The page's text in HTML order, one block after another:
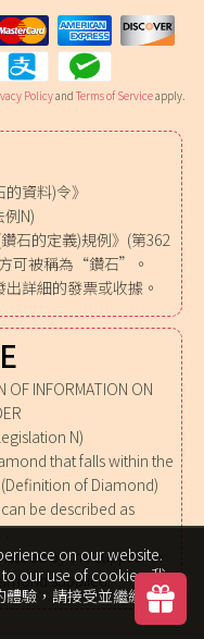
Policyand Terms of Serviceapply.
資料)令》
N)
石的定義)規例》(第362
可被稱為“鑽石”。
詳細的發票或收據。
OF INFORMATION ON
N)
that falls within the
of Diamond)
be described as
by the supplier in
supplied.
on our website.
our use of cookies. 我
驗，請接受並繼續瀏